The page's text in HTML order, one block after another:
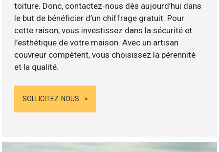
toiture. Donc, contactez-nous dès aujourd’hui dans
le but de bénéficier d’un chiffrage gratuit. Pour
cette raison, vous investissez dans la sécurité et
l’esthétique de votre maison. Avec un artisan
couvreur compétent, vous choisissez la pérennité
et la qualité.
SOLLICITEZ-NOUS